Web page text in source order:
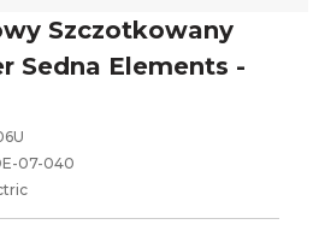
Szczotkowany
Sedna Elements -
07-040